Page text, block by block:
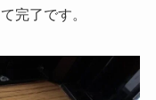
完了です。